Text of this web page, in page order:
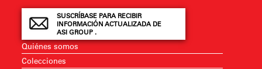
SUSCRÍBASE PARA RECIBIR
INFORMACIÓN ACTUALIZADA DE
ASI GROUP .
Quiénes somos
Colecciones